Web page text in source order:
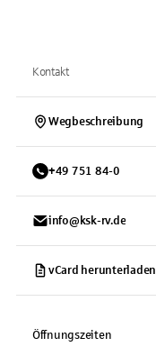
Kontakt
Wegbeschreibung
+49 751 84-0
info@ksk-rv.de
vCard herunterladen
Öffnungszeiten